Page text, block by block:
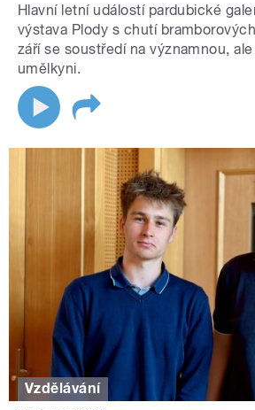
Hlavní letní událostí pardubické
výstava Plody s chutí
září se soustředí na významnou,
umělkyni.
Vzdělávání